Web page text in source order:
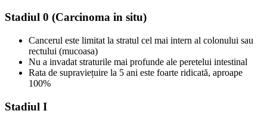
Stadiul 0 (Carcinoma in situ)
Cancerul este limitat la stratul cel mai intern al colonului sau
rectului (mucoasa)
Nu a invadat straturile mai profunde ale peretelui intestinal
Rata de supraviețuire la 5 ani este foarte ridicată, aproape
100%
Stadiul I